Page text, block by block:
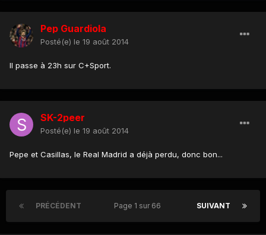
Pep Guardiola
Posté(e) le 19 août 2014
Il passe à 23h sur C+Sport.
SK-2peer
Posté(e) le 19 août 2014
Pepe et Casillas, le Real Madrid a déjà perdu, donc bon...
PRÉCÉDENT SUIVANT
Page 1 sur 66